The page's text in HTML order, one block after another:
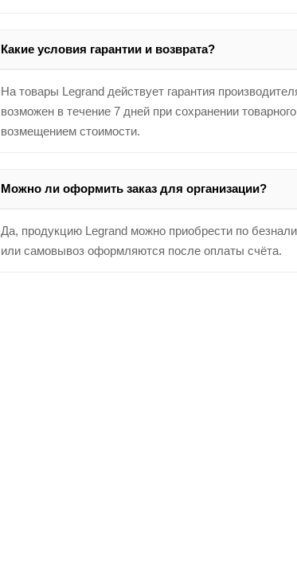
Какие условия гарантии и возврата?
На товары Legrand действует гарантия
возможен в течение 7 дней при сохранении
возмещением стоимости.
Можно ли оформить заказ для организации?
Да, продукцию Legrand можно приобрести по
или самовывоз оформляются после оплаты счёта.